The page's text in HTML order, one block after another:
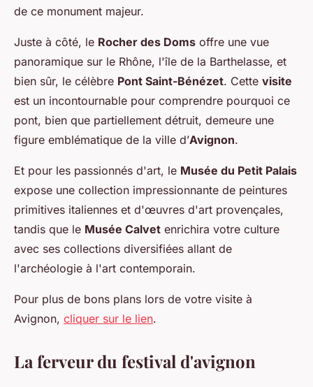
de ce monument majeur.
Juste à côté, le Rocher des Doms offre une vue
panoramique sur le Rhône, l'île de la Barthelasse, et
bien sûr, le célèbre Pont Saint-Bénézet. Cette visite
est un incontournable pour comprendre pourquoi ce
pont, bien que partiellement détruit, demeure une
figure emblématique de la ville d’Avignon.
Et pour les passionnés d'art, le Musée du Petit Palais
expose une collection impressionnante de peintures
primitives italiennes et d'œuvres d'art provençales,
tandis que le Musée Calvet enrichira votre culture
avec ses collections diversifiées allant de
l'archéologie à l'art contemporain.
Pour plus de bons plans lors de votre visite à
Avignon, cliquer sur le lien.
La ferveur du festival d'avignon